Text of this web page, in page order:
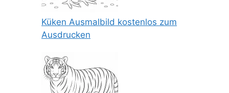
Küken Ausmalbild kostenlos zum
Ausdrucken